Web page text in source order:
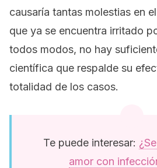
causaría tantas molestias en
que ya se encuentra irritado
todos modos, no hay
científica que respalde su
totalidad de los casos.
Te puede interesar:
amor con